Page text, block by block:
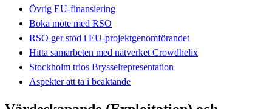
Övrig EU-finansiering
Boka möte med RSO
RSO ger stöd i EU-projektgenomförandet
Hitta samarbeten med nätverket Crowdhelix
Stockholm trios Brysselrepresentation
Aspekter att ta i beaktande